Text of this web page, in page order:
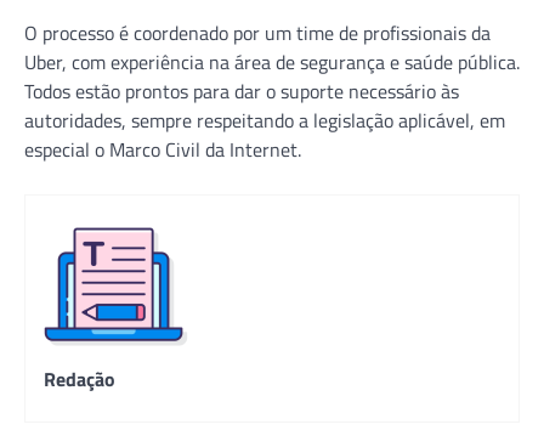
O processo é coordenado por um time de profissionais da
Uber, com experiência na área de segurança e saúde pública.
Todos estão prontos para dar o suporte necessário às
autoridades, sempre respeitando a legislação aplicável, em
especial o Marco Civil da Internet.
Redação